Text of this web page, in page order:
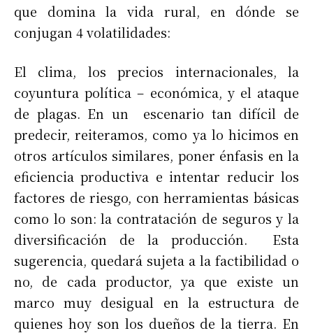
que domina la vida rural, en dónde se
conjugan 4 volatilidades:
El clima, los precios internacionales, la
coyuntura política – económica, y el ataque
de plagas. En un escenario tan difícil de
predecir, reiteramos, como ya lo hicimos en
otros artículos similares, poner énfasis en la
eficiencia productiva e intentar reducir los
factores de riesgo, con herramientas básicas
como lo son: la contratación de seguros y la
diversificación de la producción. Esta
sugerencia, quedará sujeta a la factibilidad o
no, de cada productor, ya que existe un
marco muy desigual en la estructura de
quienes hoy son los dueños de la tierra. En